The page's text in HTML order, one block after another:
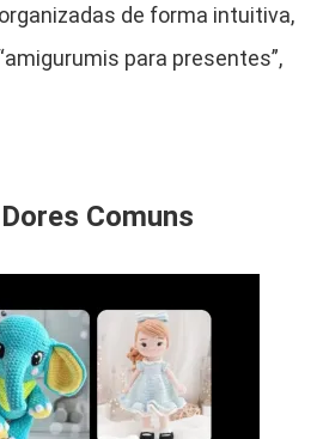
de forma intuitiva,
para presentes”,
Comuns